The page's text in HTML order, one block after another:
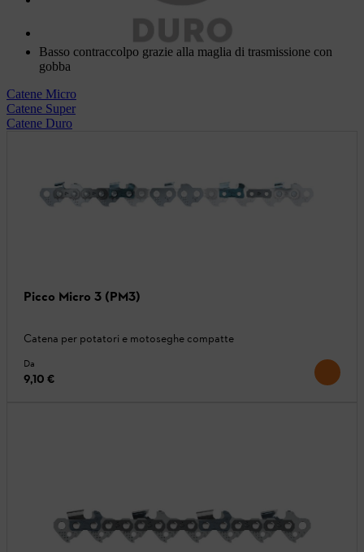
Basso contraccolpo grazie alla maglia di trasmissione con
gobba
Catene Micro
Catene Super
Catene Duro
Picco Micro 3 (PM3)
Catena per potatori e motoseghe compatte
Da
9,10 €